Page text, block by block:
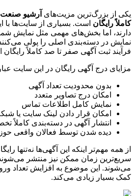
یکی از بزرگ‌ترین مزیت‌های آرشیو صنعت
کاملاً رایگان است. بسیاری از سایت‌ها با
دارند، اما بخش‌های مهمی مثل نمایش
نمایش در دسته‌بندی اصلی را پولی
فرآیند ثبت آگهی صفر تا صد کاملاً
مزایای درج آگهی رایگان در این سایت
بدون محدودیت تعداد آگهی
امکان درج تصاویر متعدد
نمایش کامل اطلاعات تماس
امکان قرار دادن لینک سایت یا
انتشار آگهی در دسته‌بندی کاملاً
دیده شدن توسط فعالان واقعی
از همه مهم‌تر اینکه این آگهی‌ها نه‌تنها
سریع‌ترین زمان ممکن نیز منتشر
می‌شوند. این موضوع به افزایش تعداد
کمک بسیار زیادی می‌کند.